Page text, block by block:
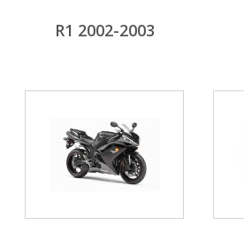
R1 2002-2003